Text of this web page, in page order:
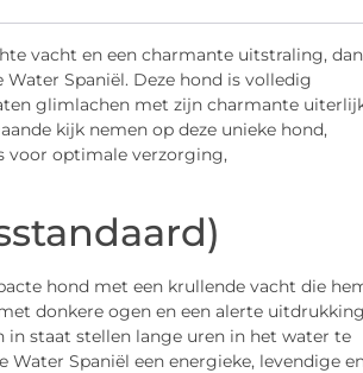
vacht en een charmante uitstraling, dan
Spaniël. Deze hond is volledig
glimlachen met zijn charmante
kijk nemen op deze unieke hond,
voor optimale verzorging,
hond met een krullende vacht die
donkere ogen en een alerte
in staat stellen lange uren in het water te
Spaniël een energieke, levendige